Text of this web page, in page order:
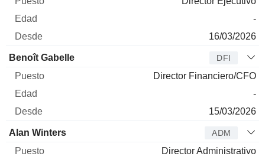
-
16/03/2026
Benoît Gabelle DFI
Director Financiero/CFO
-
15/03/2026
Alan Winters ADM
Director Administrativo